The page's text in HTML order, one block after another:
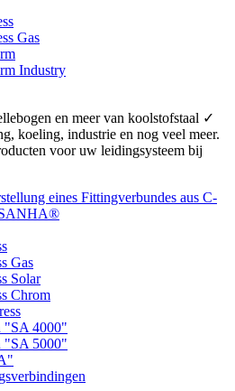
Gas
Industry
en meer van koolstofstaal ✓
koeling, industrie en nog veel meer.
voor uw leidingsysteem bij
Gas
Solar
Chrom
"SA 4000"
"SA 5000"